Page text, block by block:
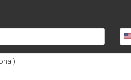
información
están